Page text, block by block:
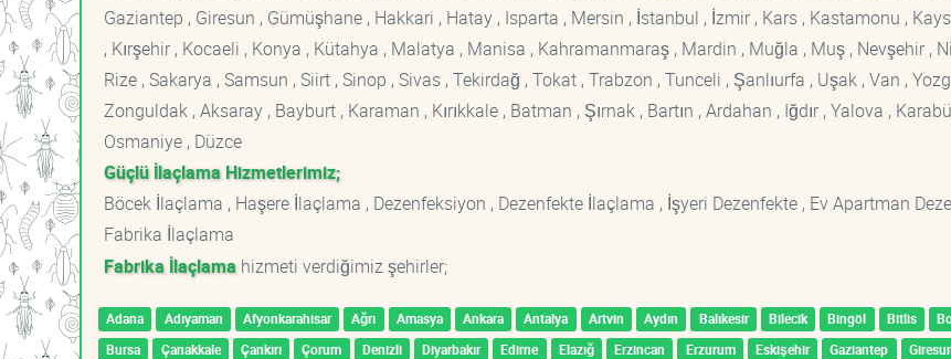
Gaziantep , Giresun , Gümüşhane , Hakkari , Hatay , Isparta , Mersin , İstanbul , İzmir , Kars , Kastamonu ,
, Kırşehir , Kocaeli , Konya , Kütahya , Malatya , Manisa , Kahramanmaraş , Mardin , Muğla , Muş , Nevşehir ,
Rize , Sakarya , Samsun , Siirt , Sinop , Sivas , Tekirdağ , Tokat , Trabzon , Tunceli , Şanlıurfa , Uşak , Van ,
Zonguldak , Aksaray , Bayburt , Karaman , Kırıkkale , Batman , Şırnak , Bartın , Ardahan , Iğdır , Yalova ,
Osmaniye , Düzce
Güçlü İlaçlama Hizmetlerimiz;
Böcek İlaçlama , Haşere İlaçlama , Dezenfeksiyon , Dezenfekte İlaçlama , İşyeri Dezenfekte , Ev Apartman
Fabrika İlaçlama
Fabrika İlaçlama hizmeti verdiğimiz şehirler;
Adana Adıyaman Afyonkarahisar Ağrı Amasya Ankara Antalya Artvin Aydın Balıkesir Bilecik Bingöl Bitlis
Bursa
Çanakkale Çankırı Çorum Denizli Diyarbakır Edirne Elazığ Erzincan Erzurum Eskişehir Gaziantep